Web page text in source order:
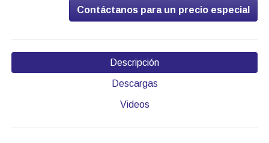
Contáctanos para un precio especial
Descripción
Descargas
Videos